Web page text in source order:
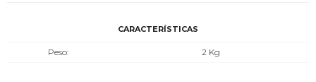
CARACTERÍSTICAS
Peso 2 Kg